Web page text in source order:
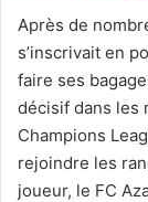
Après de
s’inscrivait en
faire ses
décisif dans les
Champions
rejoindre les
joueur, le FC